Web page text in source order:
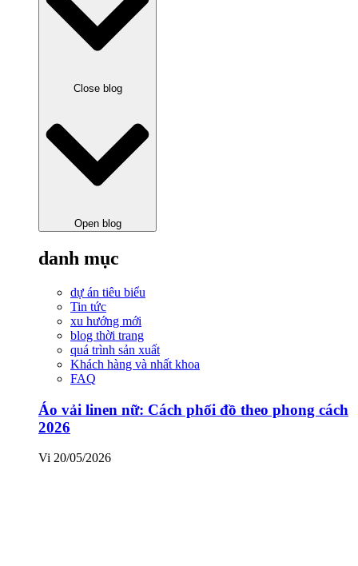
Close blog
Open blog
danh mục
dự án tiêu biểu
Tin tức
xu hướng mới
blog thời trang
quá trình sản xuất
Khách hàng và nhất khoa
FAQ
Áo vải linen nữ: Cách phối đồ theo phong cách
2026
Vi 20/05/2026